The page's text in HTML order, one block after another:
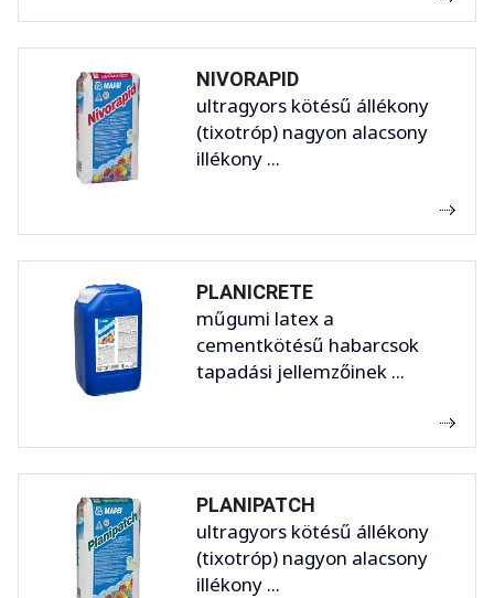
NIVORAPID
ultragyors kötésű állékony
(tixotróp) nagyon alacsony
illékony ...
PLANICRETE
műgumi latex a
cementkötésű habarcsok
tapadási jellemzőinek ...
PLANIPATCH
ultragyors kötésű állékony
(tixotróp) nagyon alacsony
illékony ...